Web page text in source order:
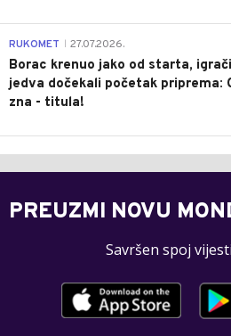
RUKOMET 27.07.2026.
Borac krenuo jako od starta, igrači
jedva dočekali početak priprema:
zna - titula!
PREUZMI NOVU
Savršen spoj